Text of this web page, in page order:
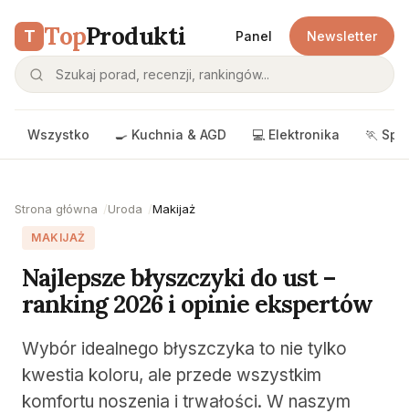
T TopProdukti Panel Newsletter
Wszystko 🍳 Kuchnia & AGD 💻 Elektronika 🏃
Strona główna Uroda Makijaż
MAKIJAŻ
Najlepsze błyszczyki do ust –
ranking 2026 i opinie ekspertów
Wybór idealnego błyszczyka to nie tylko
kwestia koloru, ale przede wszystkim
komfortu noszenia i trwałości. W naszym